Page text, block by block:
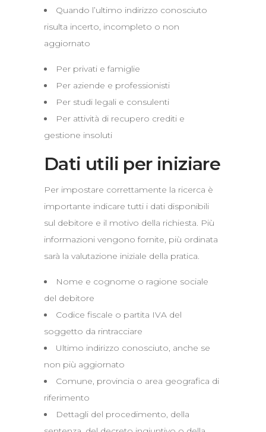
Quando l’ultimo indirizzo conosciuto
risulta incerto, incompleto o non
aggiornato
Per privati e famiglie
Per aziende e professionisti
Per studi legali e consulenti
Per attività di recupero crediti e
gestione insoluti
Dati utili per iniziare
Per impostare correttamente la ricerca è
importante indicare tutti i dati disponibili
sul debitore e il motivo della richiesta. Più
informazioni vengono fornite, più ordinata
sarà la valutazione iniziale della pratica.
Nome e cognome o ragione sociale
del debitore
Codice fiscale o partita IVA del
soggetto da rintracciare
Ultimo indirizzo conosciuto, anche se
non più aggiornato
Comune, provincia o area geografica di
riferimento
Dettagli del procedimento, della